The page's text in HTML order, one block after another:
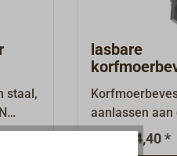
staal,
lasbare
roestvrij
aanlassen aan
83407, vorm
oogschroef en
€ 34,40 *